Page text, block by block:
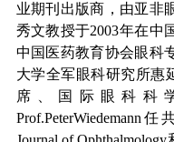
业期刊出版商，由亚非
秀文教授于2003年在中
中国医药教育协会眼科
大学全军眼科研究所惠
席、国际眼科科
Prof.PeterWiedemann